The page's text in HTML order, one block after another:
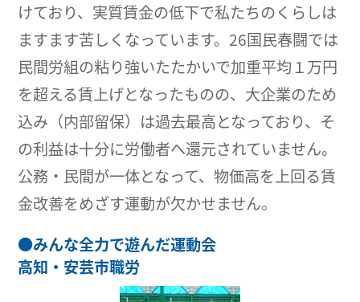
けており、実質賃金の低下で私たちのくらしは
ますます苦しくなっています。26国民春闘では
民間労組の粘り強いたたかいで加重平均１万円
を超える賃上げとなったものの、大企業のため
込み（内部留保）は過去最高となっており、そ
の利益は十分に労働者へ還元されていません。
公務・民間が一体となって、物価高を上回る賃
金改善をめざす運動が欠かせません。
●みんな全力で遊んだ運動会
高知・安芸市職労